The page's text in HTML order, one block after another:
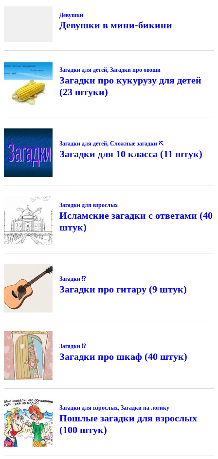
Девушки
Девушки в мини-бикини
Загадки для детей, Загадки про овощи
Загадки про кукурузу для детей
(23 штуки)
Загадки для детей, Сложные загадки ⛏
Загадки для 10 класса (11 штук)
Загадки для взрослых
Исламские загадки с ответами (40
штук)
Загадки ⁉
Загадки про гитару (9 штук)
Загадки ⁉
Загадки про шкаф (40 штук)
Загадки для взрослых, Загадки на логику
Пошлые загадки для взрослых
(100 штук)